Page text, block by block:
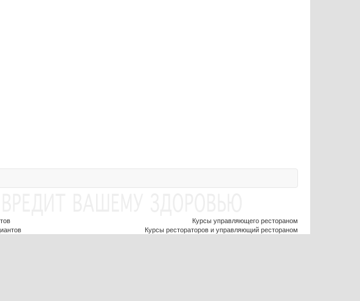
Курсы управляющего рестораном
Курсы рестораторов и управляющий рестораном